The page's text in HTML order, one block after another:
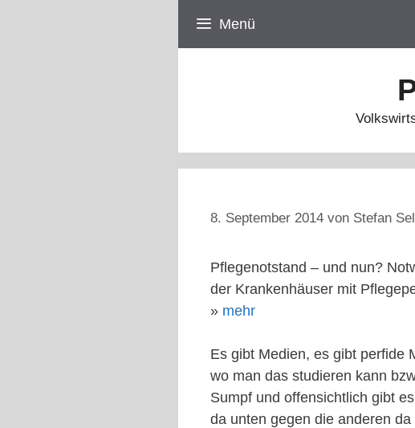
Menü
8. September 2014 von Stefan
Pflegenotstand – und nun?
der Krankenhäuser mit
» mehr
Es gibt Medien, es gibt perfide
wo man das studieren kann
Sumpf und offensichtlich gibt
da unten gegen die anderen